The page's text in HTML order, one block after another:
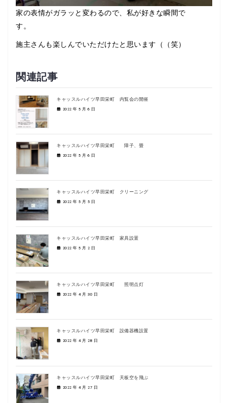
家の表情がガラッと変わるので、私が好きな瞬間で
す。
施主さんも楽しんでいただけたと思います（（笑）
関連記事
キャッスルハイツ早田栄町 内覧会の開催
2022 年 5 月 6 日
キャッスルハイツ早田栄町 障子、畳
2022 年 5 月 6 日
キャッスルハイツ早田栄町 クリーニング
2022 年 5 月 5 日
キャッスルハイツ早田栄町 家具設置
2022 年 5 月 2 日
キャッスルハイツ早田栄町 照明点灯
2022 年 4 月 30 日
キャッスルハイツ早田栄町 設備器機設置
2022 年 4 月 28 日
キャッスルハイツ早田栄町 天板空を飛ぶ
2022 年 4 月 27 日